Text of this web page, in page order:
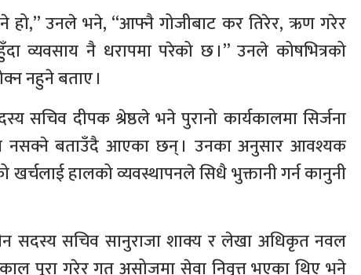
हो,” उनले भने, “आफ्नै गोजीबाट कर तिरेर, ऋण गरेर
व्यवसाय नै धरापमा परेको छ ।” उनले कोषभित्रको
नहुने बताए ।
सचिव दीपक श्रेष्ठले भने पुरानो कार्यकालमा सिर्जना
नसक्ने बताउँदै आएका छन् । उनका अनुसार आवश्यक
खर्चलाई हालको व्यवस्थापनले सिधै भुक्तानी गर्न कानुनी
सदस्य सचिव सानुराजा शाक्य र लेखा अधिकृत नवल